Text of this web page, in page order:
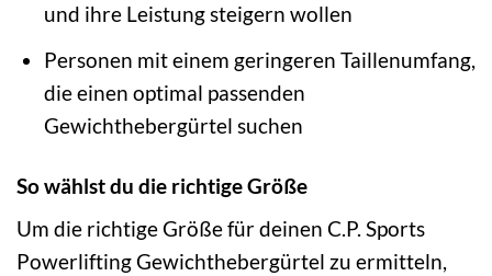
und ihre Leistung steigern wollen
Personen mit einem geringeren Taillenumfang,
die einen optimal passenden
Gewichthebergürtel suchen
So wählst du die richtige Größe
Um die richtige Größe für deinen C.P. Sports
Powerlifting Gewichthebergürtel zu ermitteln,